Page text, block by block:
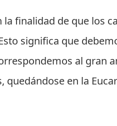
la finalidad de que los
significa que
al gran
en la